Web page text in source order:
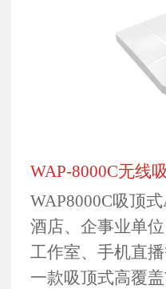
WAP-8000C无线
WAP8000C吸顶
酒店、企事业单
工作室、手机直
一款吸顶式高覆